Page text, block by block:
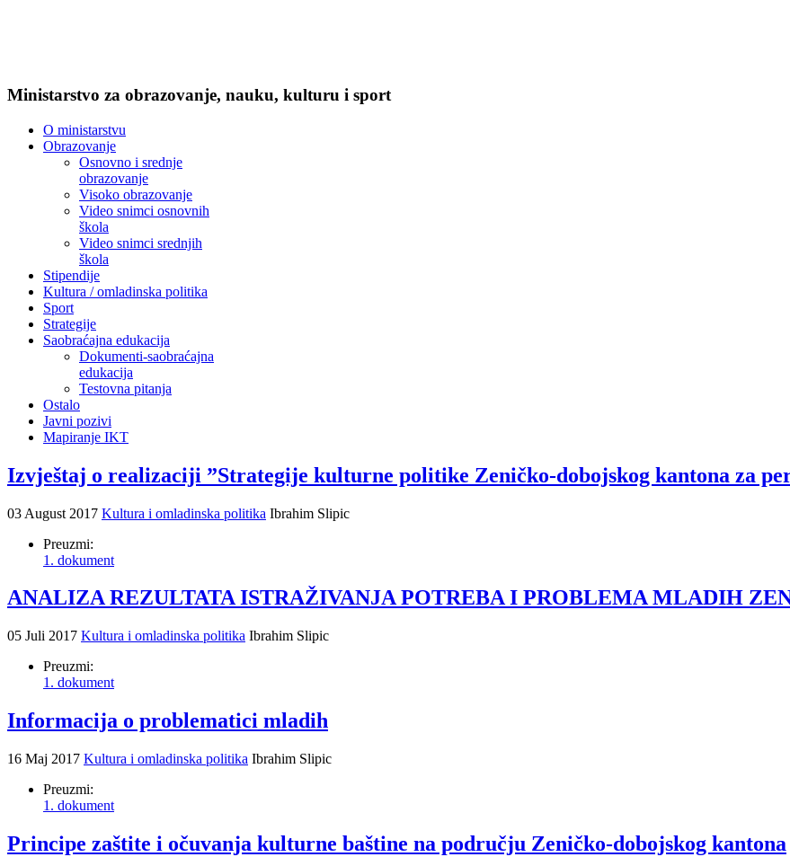
Ministarstvo za obrazovanje, nauku, kulturu i sport
O ministarstvu
Obrazovanje
Osnovno i srednje
obrazovanje
Visoko obrazovanje
Video snimci osnovnih
škola
Video snimci srednjih
škola
Stipendije
Kultura / omladinska politika
Sport
Strategije
Saobraćajna edukacija
Dokumenti-saobraćajna
edukacija
Testovna pitanja
Ostalo
Javni pozivi
Mapiranje IKT
Izvještaj o realizaciji ”Strategije kulturne politike Zeničko-dobojskog kantona za
03 August 2017 Kultura i omladinska politika Ibrahim Slipic
Preuzmi:
1. dokument
ANALIZA REZULTATA ISTRAŽIVANJA POTREBA I PROBLEMA MLADIH
05 Juli 2017 Kultura i omladinska politika Ibrahim Slipic
Preuzmi:
1. dokument
Informacija o problematici mladih
16 Maj 2017 Kultura i omladinska politika Ibrahim Slipic
Preuzmi:
1. dokument
Principe zaštite i očuvanja kulturne baštine na području Zeničko-dobojskog kantona